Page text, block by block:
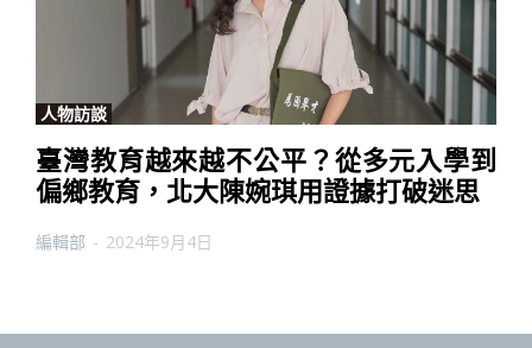
人物訪談
臺灣教育越來越不公平？從多元入學到
偏鄉教育，北大陳婉琪用證據打破迷思
編輯部 - 2024年9月4日